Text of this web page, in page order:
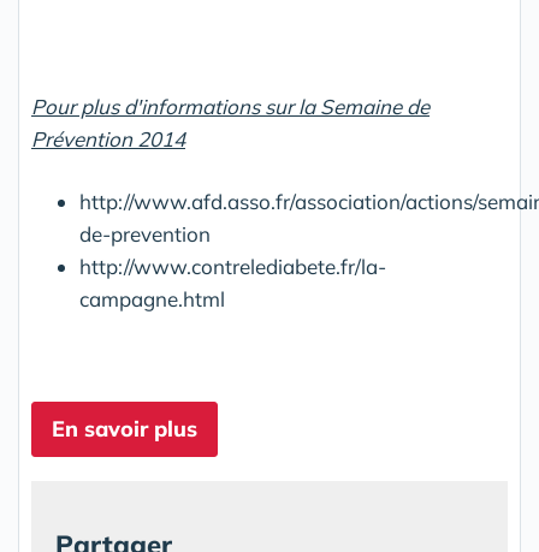
Pour plus d'informations sur la Semaine de
Prévention 2014
http://www.afd.asso.fr/association/actions/
de-prevention
http://www.contrelediabete.fr/la-
campagne.html
En savoir plus
Partager